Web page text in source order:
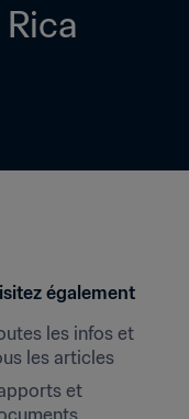
également
les infos et
les articles
et